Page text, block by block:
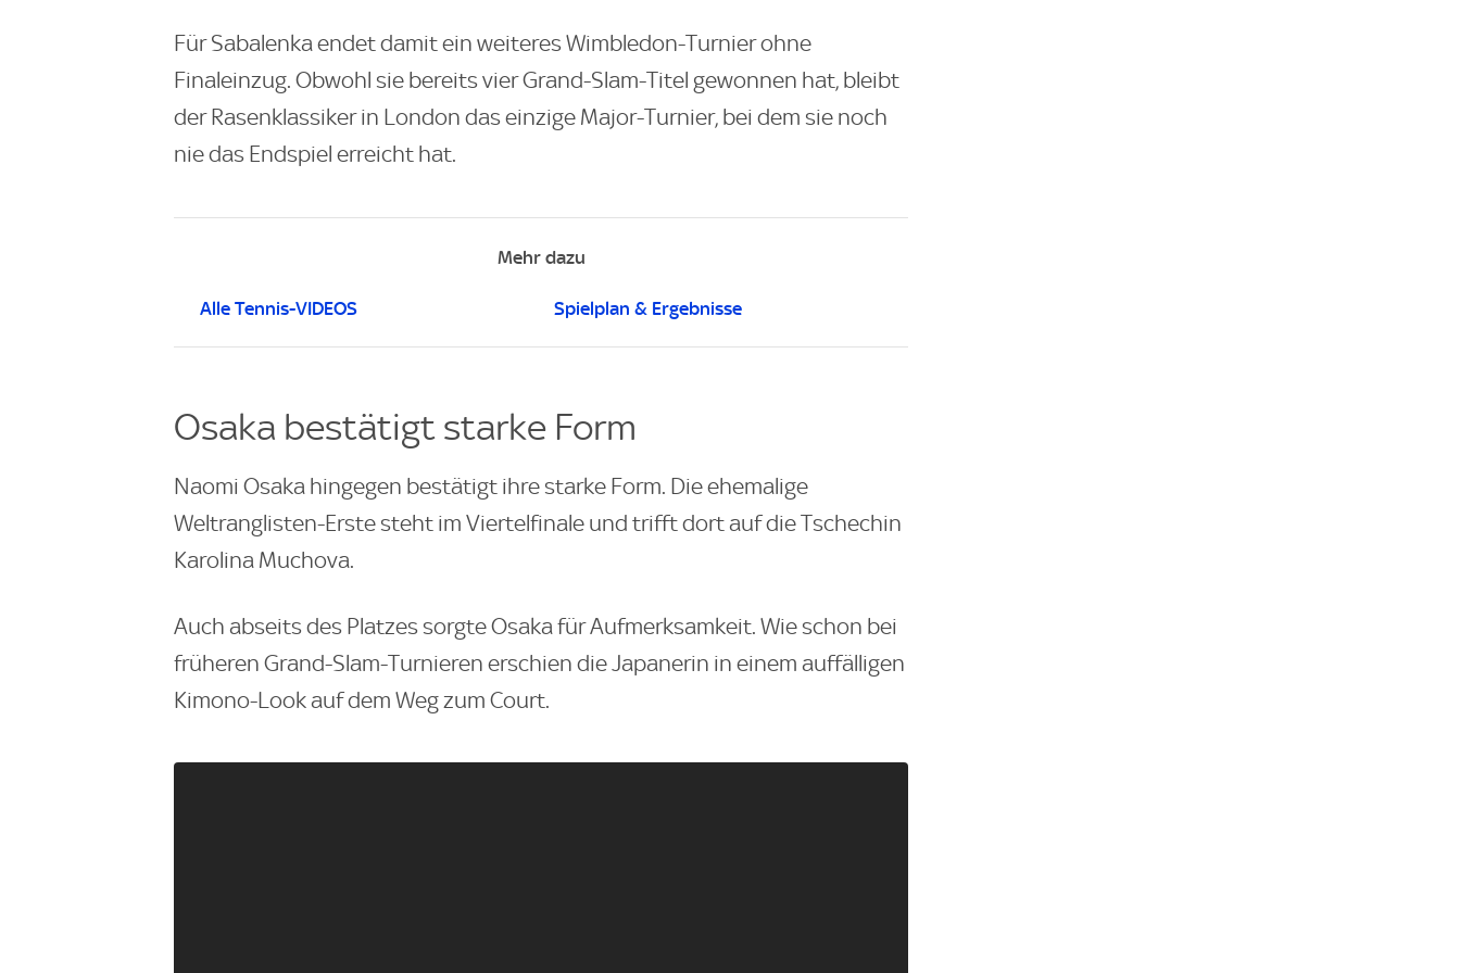
Für Sabalenka endet damit ein weiteres Wimbledon-Turnier ohne
Finaleinzug. Obwohl sie bereits vier Grand-Slam-Titel gewonnen hat, bleibt
der Rasenklassiker in London das einzige Major-Turnier, bei dem sie noch
nie das Endspiel erreicht hat.
Mehr dazu
Alle Tennis-VIDEOS Spielplan & Ergebnisse
Osaka bestätigt starke Form
Naomi Osaka hingegen bestätigt ihre starke Form. Die ehemalige
Weltranglisten-Erste steht im Viertelfinale und trifft dort auf die Tschechin
Karolina Muchova.
Auch abseits des Platzes sorgte Osaka für Aufmerksamkeit. Wie schon bei
früheren Grand-Slam-Turnieren erschien die Japanerin in einem auffälligen
Kimono-Look auf dem Weg zum Court.